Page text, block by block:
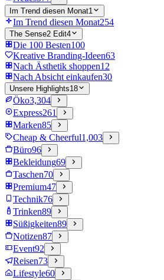
Im Trend diesen Monat1
Im Trend diesen Monat254
The Sense2 Edit4
Die 100 Besten100
Kreative Branding-Ideen63
Nach Ästhetik shoppen12
Nach Absicht einkaufen30
Unsere Highlights18
Öko3,304
Express261
Marken85
Cheap & Cheerful1,003
Büro96
Bekleidung69
Taschen70
Premium47
Technik76
Trinken89
Süßigkeiten89
Notizen87
Event92
Reisen73
Lifestyle60